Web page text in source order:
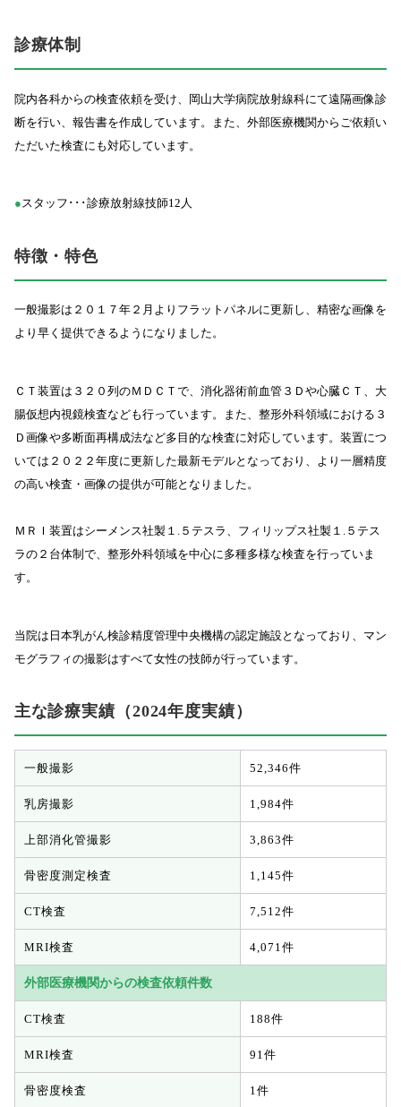
診療体制
院内各科からの検査依頼を受け、岡山大学病院放射線科にて遠隔画像診
断を行い、報告書を作成しています。また、外部医療機関からご依頼い
ただいた検査にも対応しています。
●スタッフ･･･診療放射線技師12人
特徴・特色
一般撮影は２０１７年２月よりフラットパネルに更新し、精密な画像を
より早く提供できるようになりました。
ＣＴ装置は３２０列のＭＤＣＴで、消化器術前血管３Ｄや心臓ＣＴ、大
腸仮想内視鏡検査なども行っています。また、整形外科領域における３
Ｄ画像や多断面再構成法など多目的な検査に対応しています。装置につ
いては２０２２年度に更新した最新モデルとなっており、より一層精度
の高い検査・画像の提供が可能となりました。
ＭＲＩ装置はシーメンス社製１.５テスラ、フィリップス社製１.５テス
ラの２台体制で、整形外科領域を中心に多種多様な検査を行っていま
す。
当院は日本乳がん検診精度管理中央機構の認定施設となっており、マン
モグラフィの撮影はすべて女性の技師が行っています。
主な診療実績（2024年度実績）
一般撮影 52,346件
乳房撮影 1,984件
上部消化管撮影 3,863件
骨密度測定検査 1,145件
CT検査 7,512件
MRI検査 4,071件
外部医療機関からの検査依頼件数
CT検査 188件
MRI検査 91件
骨密度検査 1件